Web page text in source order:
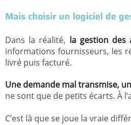
Mais choisir un logiciel de
Dans la réalité, la gestion des
informations fournisseurs, les
livré puis facturé.
Une demande mal transmise,
ne sont que de petits écarts. À
C’est là que se joue la vraie